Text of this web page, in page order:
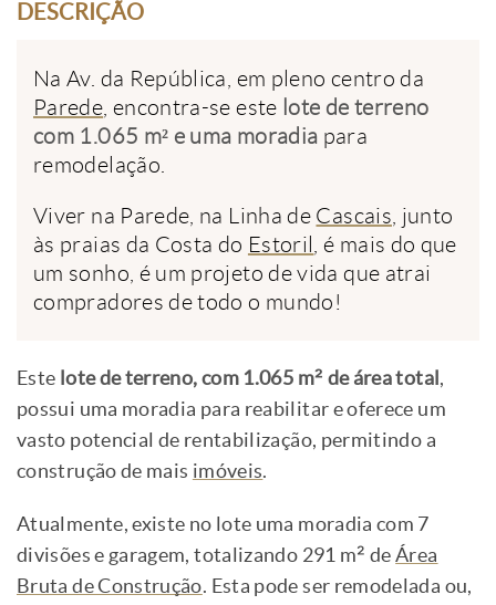
DESCRIÇÃO
Na Av. da República, em pleno centro da
Parede, encontra-se este lote de terreno
com 1.065 m² e uma moradia para
remodelação.
Viver na Parede, na Linha de Cascais, junto
às praias da Costa do Estoril , é mais do que
um sonho, é um projeto de vida que atrai
compradores de todo o mundo!
Este lote de terreno, com 1.065 m² de área total ,
possui uma moradia para reabilitar e oferece um
vasto potencial de rentabilização, permitindo a
construção de mais imóveis.
Atualmente, existe no lote uma moradia com 7
divisões e garagem, totalizando 291 m² deÁrea
Bruta de Construção. Esta pode ser remodelada ou,